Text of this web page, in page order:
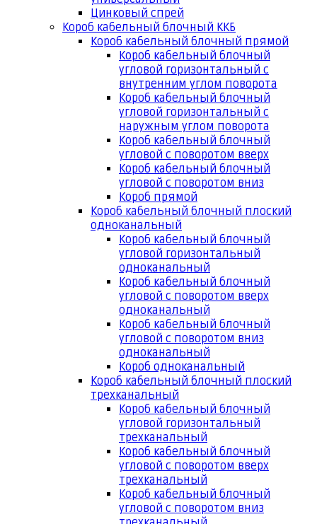
Цинковый спрей
Короб кабельный блочный ККБ
Короб кабельный блочный прямой
Короб кабельный блочный
угловой горизонтальный с
внутренним углом поворота
Короб кабельный блочный
угловой горизонтальный с
наружным углом поворота
Короб кабельный блочный
угловой с поворотом вверх
Короб кабельный блочный
угловой с поворотом вниз
Короб прямой
Короб кабельный блочный плоский
одноканальный
Короб кабельный блочный
угловой горизонтальный
одноканальный
Короб кабельный блочный
угловой с поворотом вверх
одноканальный
Короб кабельный блочный
угловой с поворотом вниз
одноканальный
Короб одноканальный
Короб кабельный блочный плоский
трехканальный
Короб кабельный блочный
угловой горизонтальный
трехканальный
Короб кабельный блочный
угловой с поворотом вверх
трехканальный
Короб кабельный блочный
угловой с поворотом вниз